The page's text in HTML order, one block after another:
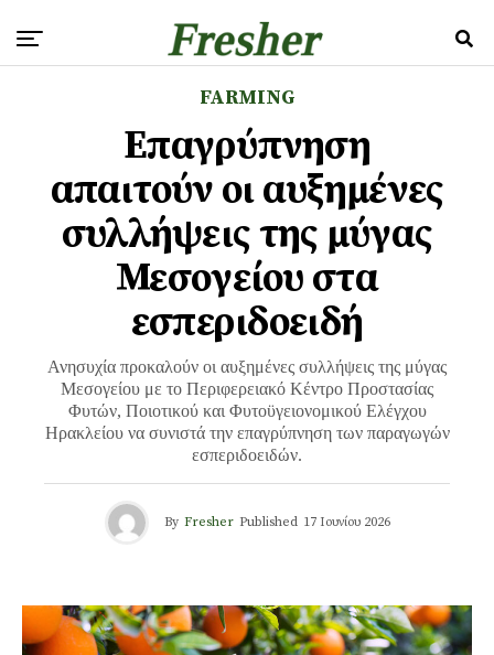
FARMING
Επαγρύπνηση
απαιτούν οι αυξημένες
συλλήψεις της μύγας
Μεσογείου στα
εσπεριδοειδή
Ανησυχία προκαλούν οι αυξημένες συλλήψεις της μύγας
Μεσογείου με το Περιφερειακό Κέντρο Προστασίας
Φυτών, Ποιοτικού και Φυτοϋγειονομικού Ελέγχου
Ηρακλείου να συνιστά την επαγρύπνηση των παραγωγών
εσπεριδοειδών.
By Fresher Published 17 Ιουνίου 2026